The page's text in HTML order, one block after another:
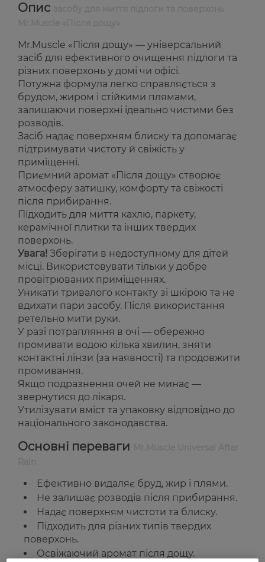
Опис
Mr.Muscle «Після дощу» — універсальний
засіб для ефективного очищення підлоги та
різних поверхонь у домі чи офісі.
Потужна формула легко справляється з
брудом, жиром і стійкими плямами,
залишаючи поверхні ідеально чистими без
розводів.
Засіб надає поверхням блиску та допомагає
підтримувати чистоту й свіжість у
приміщенні.
Приємний аромат «Після дощу» створює
атмосферу затишку, комфорту та свіжості
після прибирання.
Підходить для миття кахлю, паркету,
керамічної плитки та інших твердих
поверхонь.
Увага! Зберігати в недоступному для дітей
місці. Використовувати тільки у добре
провітрюваних приміщеннях.
Уникати тривалого контакту зі шкірою та не
вдихати пари засобу. Після використання
ретельно мити руки.
У разі потрапляння в очі — обережно
промивати водою кілька хвилин, зняти
контактні лінзи (за наявності) та продовжити
промивання.
Якщо подразнення очей не минає —
звернутися до лікаря.
Утилізувати вміст та упаковку відповідно до
національного законодавства.
Основні переваги
Ефективно видаляє бруд, жир і плями.
Не залишає розводів після прибирання.
Надає поверхням чистоти та блиску.
Підходить для різних типів твердих
поверхонь.
Освіжаючий аромат після дощу.